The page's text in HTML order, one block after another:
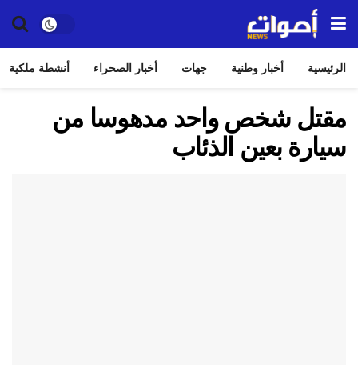
الرئيسية أخبار وطنية جهات أخبار الصحراء أنشطة ملكية
مقتل شخص واحد مدهوسا من
سيارة بعين الذئاب